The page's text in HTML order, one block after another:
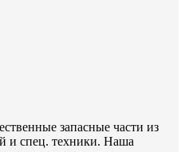
запасные части из
и спец. техники. Наша